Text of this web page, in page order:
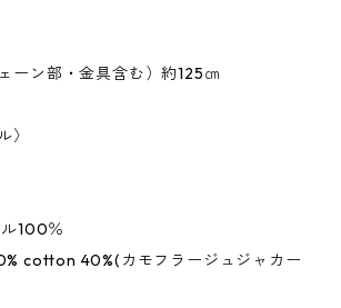
ーン部・金具含む）約125㎝
〉
100％
cotton 40%(カモフラージュジャカー